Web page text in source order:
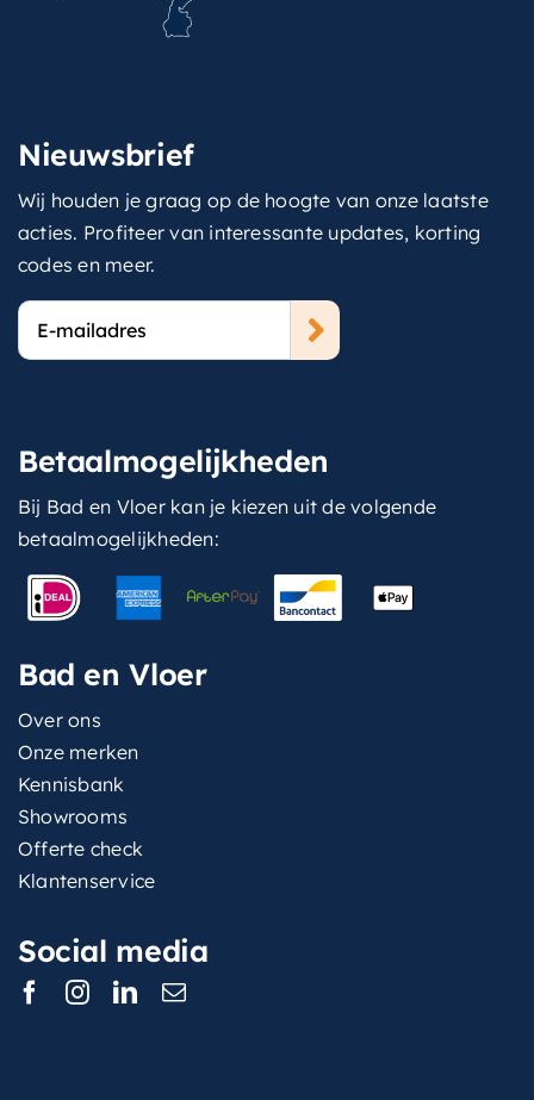
Nieuwsbrief
Wij houden je graag op de hoogte van onze laatste
acties. Profiteer van interessante updates, korting
codes en meer.
E-
mailadres
Betaalmogelijkheden
Bij Bad en Vloer kan je kiezen uit de volgende
betaalmogelijkheden:
Bad en Vloer
Over ons
Onze merken
Kennisbank
Showrooms
Offerte check
Klantenservice
Social media